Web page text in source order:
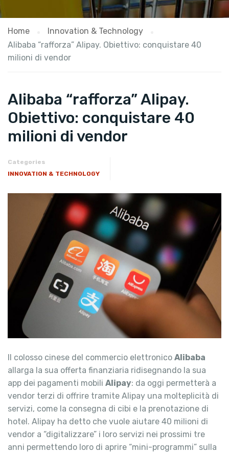
Home
Innovation & Technology
Alibaba “rafforza” Alipay. Obiettivo: conquistare 40
milioni di vendor
Alibaba “rafforza” Alipay.
Obiettivo: conquistare 40
milioni di vendor
Categories
INNOVATION & TECHNOLOGY
Il colosso cinese del commercio elettronico Alibaba
allarga la sua offerta finanziaria ridisegnando la sua
app dei pagamenti mobili Alipay: da oggi permetterà a
vendor terzi di offrire tramite Alipay una molteplicità di
servizi, come la consegna di cibi e la prenotazione di
hotel. Alipay ha detto che vuole aiutare 40 milioni di
vendor a “digitalizzare” i loro servizi nei prossimi tre
anni permettendo loro di aprire “mini-programmi” sulla